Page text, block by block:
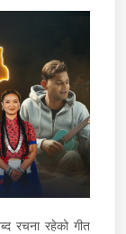
रचना रहेको गीत